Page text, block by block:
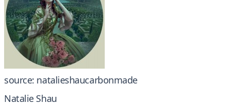
source: natalieshaucarbonmade
Natalie Shau